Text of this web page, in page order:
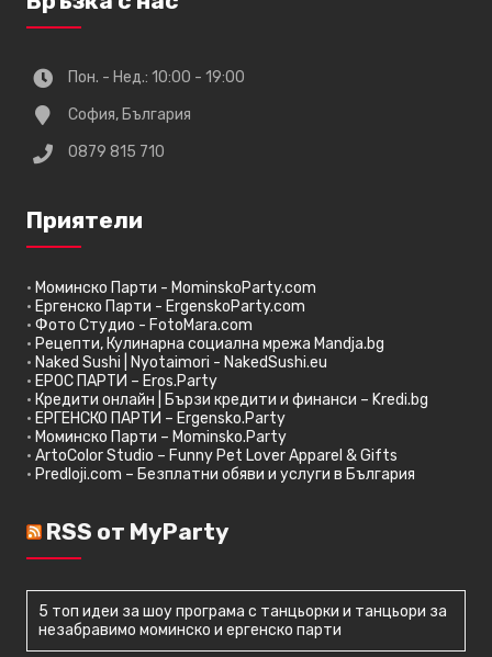
Пон. - Нед.: 10:00 - 19:00
София, България
0879 815 710
Приятели
• Моминско Парти - MominskoParty.com
• Ергенско Парти - ErgenskoParty.com
•Фото Студио - FotoMara.com
• Рецепти, Кулинарна социална мрежа Mandja.bg
• Naked Sushi | Nyotaimori - NakedSushi.eu
• ЕРОС ПАРТИ – Eros.Party
• Кредити онлайн | Бързи кредити и финанси – Kredi.bg
• ЕРГЕНСКО ПАРТИ – Ergensko.Party
• Моминско Парти – Mominsko.Party
•ArtoColor Studio – Funny Pet Lover Apparel & Gifts
• Predloji.com – Безплатни обяви и услуги в България
RSS от MyParty
5 топ идеи за шоу програма с танцьорки и танцьори за
незабравимо моминско и ергенско парти